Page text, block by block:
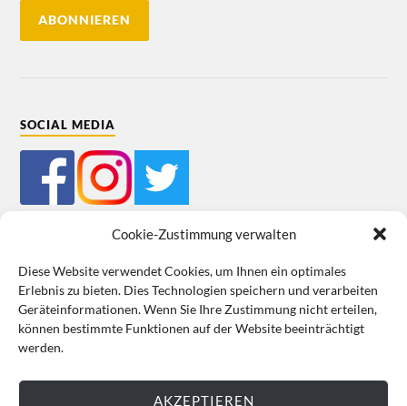
Cookie-Zustimmung verwalten
Diese Website verwendet Cookies, um Ihnen ein optimales
Erlebnis zu bieten. Dies Technologien speichern und verarbeiten
Geräteinformationen. Wenn Sie Ihre Zustimmung nicht erteilen,
können bestimmte Funktionen auf der Website beeinträchtigt
werden.
AKZEPTIEREN
SOCIAL MEDIA
Mein Bestellkonto Kundeninformationen Datenschutz
Cookie-Richtlinie (EU) Impressum
VERTRAG WIDERRUFEN